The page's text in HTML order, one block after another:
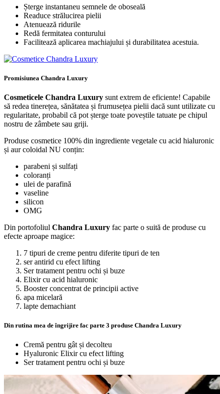
Șterge instantaneu semnele de oboseală
Readuce strălucirea pielii
Atenuează ridurile
Redă fermitatea conturului
Facilitează aplicarea machiajului și durabilitatea acestuia.
Promisiunea Chandra Luxury
Cosmeticele Chandra Luxury sunt extrem de eficiente! Capabile
să redea tinerețea, sănătatea și frumusețea pielii dacă sunt utilizate cu
regularitate, probabil că pot șterge toate poveștile tatuate pe chipul
nostru de zâmbete sau griji.
Produse cosmetice 100% din ingrediente vegetale cu acid hialuronic
și aur coloidal NU conțin:
parabeni și sulfați
coloranți
ulei de parafină
vaseline
silicon
OMG
Din portofoliul Chandra Luxury fac parte o suită de produse cu
efecte aproape magice:
7 tipuri de creme pentru diferite tipuri de ten
ser antirid cu efect lifting
Ser tratament pentru ochi și buze
Elixir cu acid hialuronic
Booster concentrat de principii active
apa micelară
lapte demachiant
Din rutina mea de îngrijire fac parte 3 produse Chandra Luxury
Cremă pentru gât și decolteu
Hyaluronic Elixir cu efect lifting
Ser tratament pentru ochi și buze